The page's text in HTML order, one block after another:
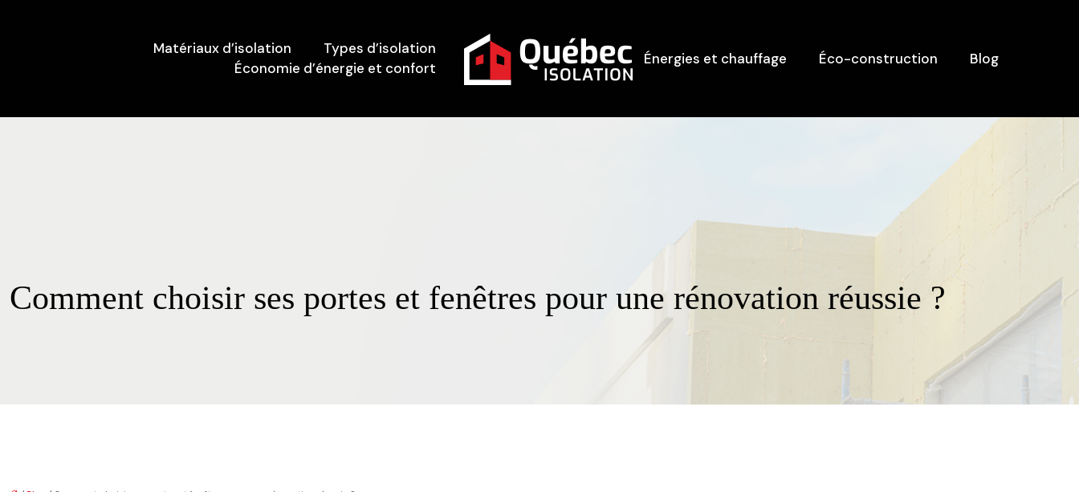
Types d’isolation
Matériaux d’isolation
Économie d’énergie et confort
Énergies et chauffage Éco-construction Blog
Comment choisir ses portes et fenêtres pour une rénovation réussie ?